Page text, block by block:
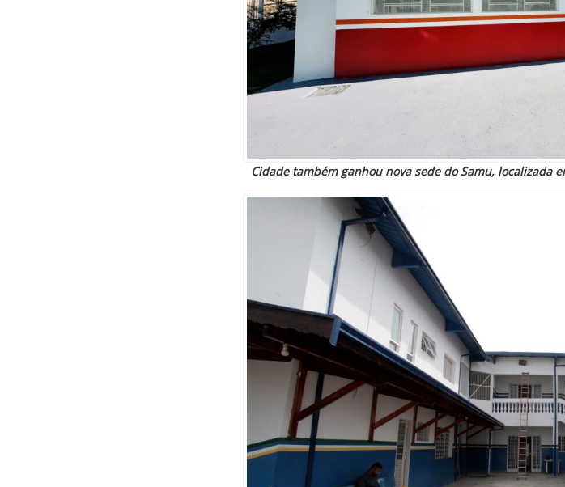
Cidade também ganhou nova sede do Samu, localizada